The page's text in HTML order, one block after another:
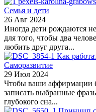
Семья и дети
26 Авг 2024
Иногда дети рождаются
для того, чтобы два
любить друг друга...
Как
Саморазвитие
29 Июл 2024
Чтобы ваши аффирмации
записать выбранные
глубокого сна...